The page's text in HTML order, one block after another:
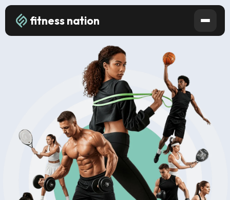
fitness nation